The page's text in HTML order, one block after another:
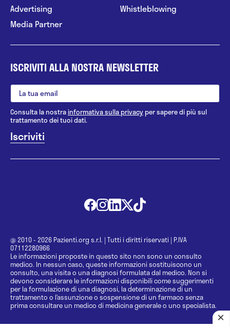
Advertising
Media Partner
Whistleblowing
ISCRIVITI ALLA NOSTRA NEWSLETTER
Consulta la nostrainformativa sulla privacy per sapere di più sul
trattamento dei tuoi dati.
@ 2010 - 2026 Pazienti.org s.r.l. | Tutti i diritti riservati | P.IVA
07112280966
Le informazioni proposte in questo sito non sono un consulto
medico. In nessun caso, queste informazioni sostituiscono un
consulto, una visita o una diagnosi formulata dal medico. Non si
devono considerare le informazioni disponibili come suggerimenti
per la formulazione di una diagnosi, la determinazione di un
trattamento o l’assunzione o sospensione di un farmaco senza
prima consultare un medico di medicina generale o uno specialista.